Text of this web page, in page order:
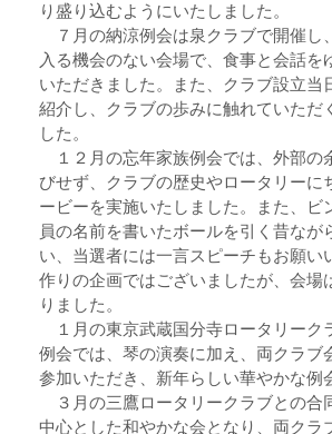
り盛り込むようにいたしました。
７月の納涼例会は泉クラブで開催し
入る機会のない会場で、食事と会話を
いただきました。また、クラブ設立当
紹介し、クラブの歩みに触れていただ
した。
１２月の忘年家族例会では、外部の
びせず、クラブの歴史やロータリーに
ービーを実施いたしました。また、ビ
員の名前を書いたボールを引く昔なが
い、当選者には一言スピーチもお願い
作りの企画ではございましたが、会場
りました。
１月の東京武蔵国分寺ロータリーク
例会では、琴の演奏に加え、両クラブ
参加いただき、新年らしい華やかな例
３月の三鷹ロータリークラブとの合
中心とした和やかな会となり、両クラ